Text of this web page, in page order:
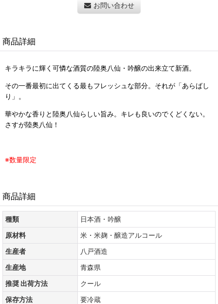
お問い合わせ
商品詳細
キラキラに輝く可憐な酒質の陸奥八仙・吟醸の出来立て新酒。
その一番最初に出てくる最もフレッシュな部分。それが「あらばし
り」。
華やかな香りと陸奥八仙らしい旨み。キレも良いのでくどくない。
さすが陸奥八仙！
※数量限定
商品詳細
種類
日本酒・吟醸
原材料
米・米麹・醸造アルコール
生産者
八戸酒造
生産地
青森県
推奨 出荷方法
クール
保存方法
要冷蔵